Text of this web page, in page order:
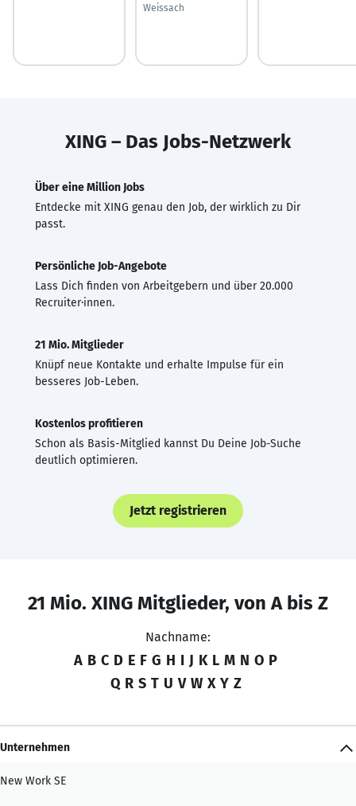
Weissach
XING – Das Jobs-Netzwerk
Über eine Million Jobs
Entdecke mit XING genau den Job, der wirklich zu Dir
passt.
Persönliche Job-Angebote
Lass Dich finden von Arbeitgebern und über 20.000
Recruiter·innen.
21 Mio. Mitglieder
Knüpf neue Kontakte und erhalte Impulse für ein
besseres Job-Leben.
Kostenlos profitieren
Schon als Basis-Mitglied kannst Du Deine Job-Suche
deutlich optimieren.
Jetzt registrieren
21 Mio. XING Mitglieder, von A bis Z
Nachname:
A B C D E F G H I J K L M N O P
Q R S T U V W X Y Z
Unternehmen
New Work SE